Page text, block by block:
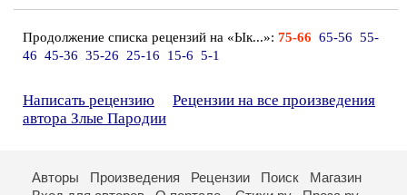
Продолжение списка рецензий на «Ык...»: 75-66 65-56 55-
46 45-36 35-26 25-16 15-6 5-1
Написать рецензию
Рецензии на все произведения
автора Злые Пародии
Авторы Произведения Рецензии Поиск
Магазин